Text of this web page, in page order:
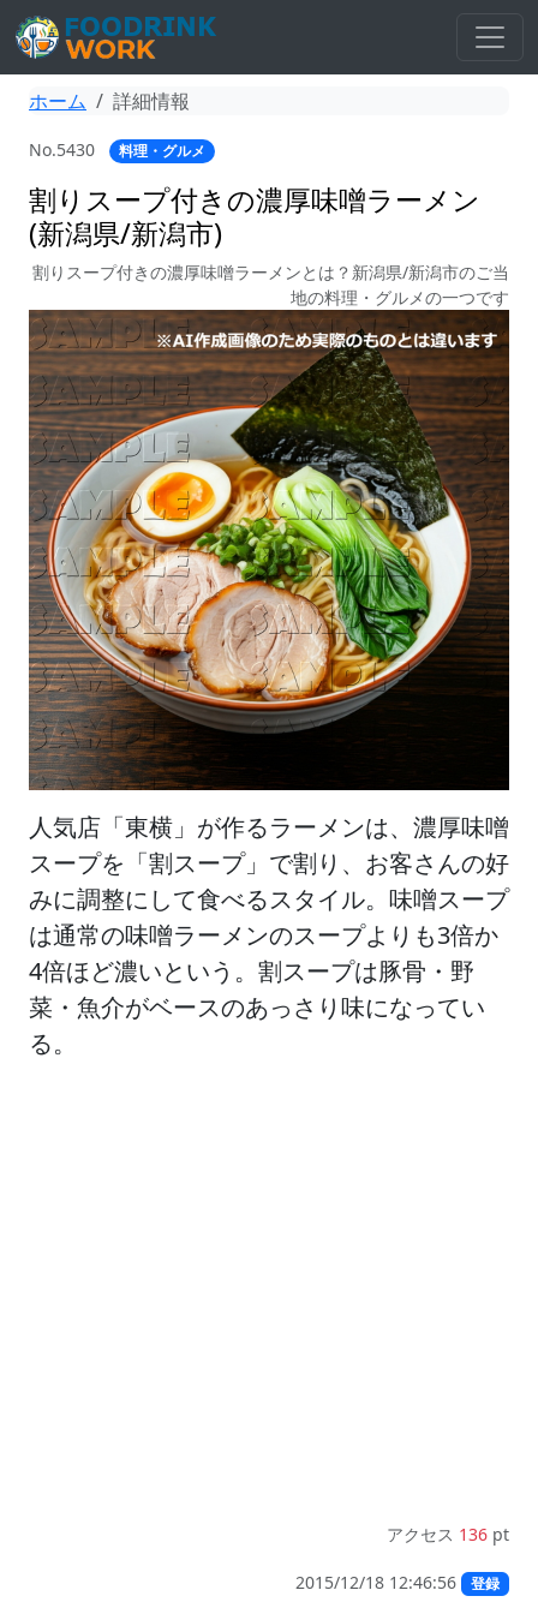
ホーム 詳細情報
No.5430 料理・グルメ
割りスープ付きの濃厚味噌ラーメン
(新潟県/新潟市)
割りスープ付きの濃厚味噌ラーメンとは？新潟県/新潟市のご当
地の料理・グルメの一つです
人気店「東横」が作るラーメンは、濃厚味噌
スープを「割スープ」で割り、お客さんの好
みに調整にして食べるスタイル。味噌スープ
は通常の味噌ラーメンのスープよりも3倍か
4倍ほど濃いという。割スープは豚骨・野
菜・魚介がベースのあっさり味になってい
る。
アクセス 136 pt
2015/12/18 12:46:56 登録